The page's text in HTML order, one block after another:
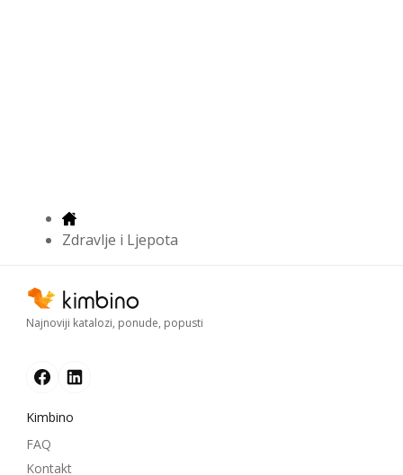
Zdravlje i Ljepota
Najnoviji katalozi, ponude, popusti
Kimbino
FAQ
Kontakt